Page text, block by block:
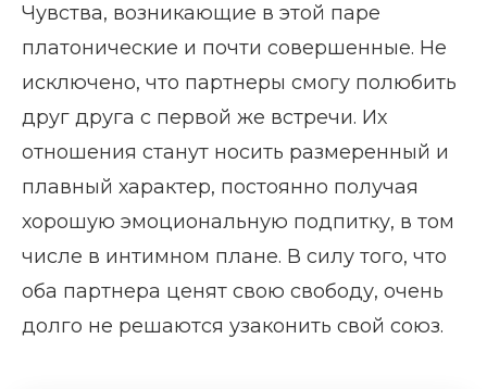
Чувства, возникающие в этой паре
платонические и почти совершенные. Не
исключено, что партнеры смогу полюбить
друг друга с первой же встречи. Их
отношения станут носить размеренный и
плавный характер, постоянно получая
хорошую эмоциональную подпитку, в том
числе в интимном плане. В силу того, что
оба партнера ценят свою свободу, очень
долго не решаются узаконить свой союз.